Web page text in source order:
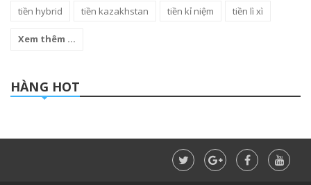
tiền hybrid tiền kazakhstan tiền kỉ niệm tiền lì xì
Xem thêm ...
HÀNG HOT